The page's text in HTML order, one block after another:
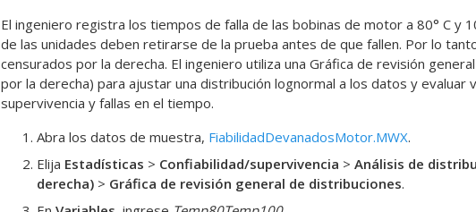
El ingeniero registra los tiempos de falla de las bobinas de motor a 80° C y
de las unidades deben retirarse de la prueba antes de que fallen. Por lo
censurados por la derecha. El ingeniero utiliza una Gráfica de revisión
por la derecha) para ajustar una distribución lognormal a los datos y evaluar
supervivencia y fallas en el tiempo.
Abra los datos de muestra, FiabilidadDevanadosMotor.MWX.
Elija Estadísticas > Confiabilidad/supervivencia > Análisis de
derecha) > Gráfica de revisión general de distribuciones.